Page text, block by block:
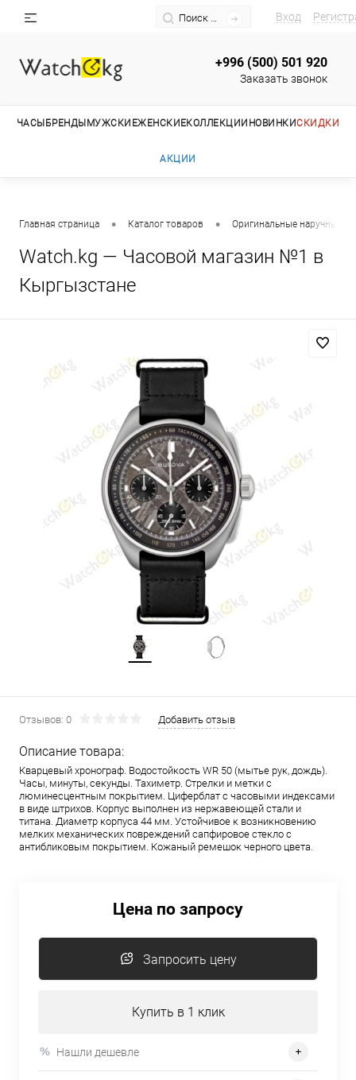
Вход
+996 (500) 501 920
Заказать звонок
ЧАСЫ БРЕНДЫ МУЖСКИЕЖЕНСКИЕКОЛЛЕКЦИИ НОВИНКИСКИДКИ
АКЦИИ
Главная страница • Каталог товаров • Оригинальные наручные
Watch.kg — Часовой магазин №1 в
Кыргызстане
Отзывов: 0 Добавить отзыв
Описание товара:
Кварцевый хронограф. Водостойкость WR 50 (мытье рук, дождь).
Часы, минуты, секунды. Тахиметр. Стрелки и метки с
люминесцентным покрытием. Циферблат с часовыми индексами
в виде штрихов. Корпус выполнен из нержавеющей стали и
титана. Диаметр корпуса 44 мм. Устойчивое к возникновению
мелких механических повреждений сапфировое стекло с
антибликовым покрытием. Кожаный ремешок черного цвета.
Цена по запросу
Запросить цену
Купить в 1 клик
Нашли дешевле